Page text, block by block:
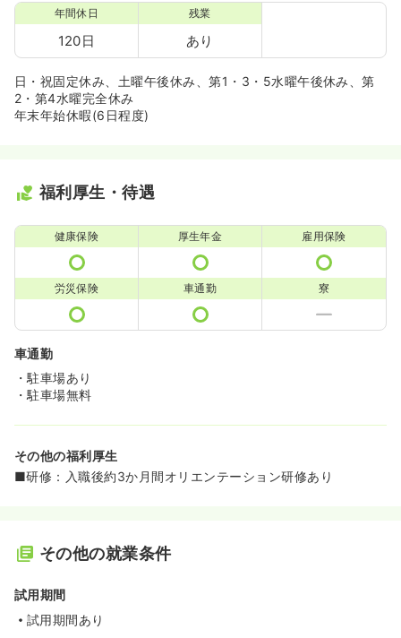
年間休日
120日
残業
あり
日・祝固定休み、土曜午後休み、第1・3・5水曜午後休み、第
2・第4水曜完全休み
年末年始休暇(6日程度)
福利厚生・待遇
健康保険 厚生年金 雇用保険
労災保険 車通勤 寮
車通勤
・駐車場あり
・駐車場無料
その他の福利厚生
■研修：入職後約3か月間オリエンテーション研修あり
その他の就業条件
試用期間
試用期間あり